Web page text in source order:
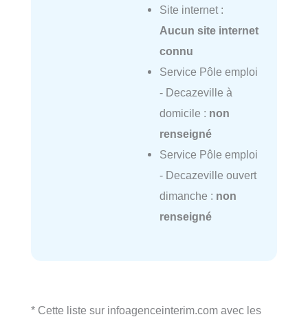
Site internet :
Aucun site internet
connu
Service Pôle emploi
- Decazeville à
domicile : non
renseigné
Service Pôle emploi
- Decazeville ouvert
dimanche : non
renseigné
* Cette liste sur infoagenceinterim.com avec les